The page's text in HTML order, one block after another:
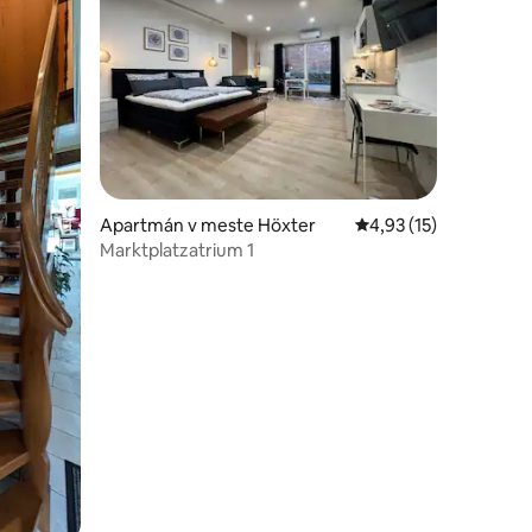
21
Apartmán v meste Höxter Priemerné
4,93 (15)
Marktplatzatrium 1